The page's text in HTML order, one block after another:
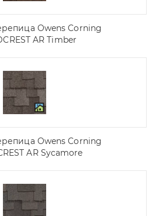
Owens Corning
AR Timber
Owens Corning
AR Sycamore